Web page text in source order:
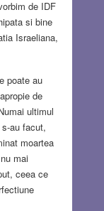
de IDF
si bine
Israeliana,
poate au
de
ultimul
au facut,
moartea
mai
ceea ce